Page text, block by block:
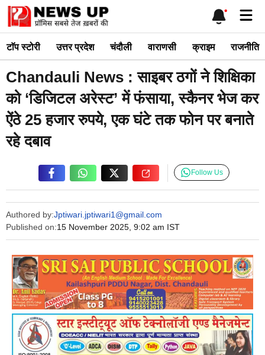
Skip
content
टाॅप स्टोरी उत्तर प्रदेश चंदौली वाराणसी क्राइम राजनीति
Chandauli News : साइबर ठगों ने शिक्षिका
को ‘डिजिटल अरेस्ट’ में फंसाया, स्कैनर भेज कर
ऐंठे 25 हजार रुपये, एक घंटे तक फोन पर बनाते
रहे दबाव
Authored by:Jptiwari.jptiwari1@gmail.com
Published on:15 November 2025, 9:02 am IST
Follow Us